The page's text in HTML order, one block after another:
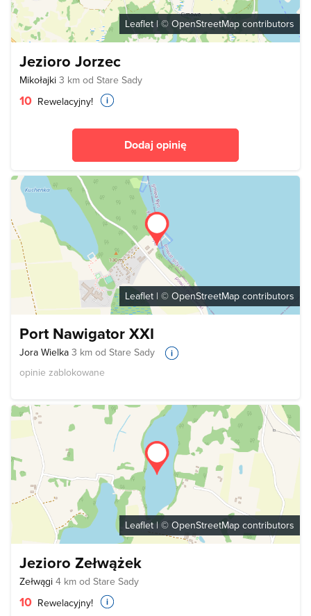
Leaflet | © OpenStreetMap contributors
Jezioro Jorzec
Mikołajki 3 km od Stare Sady
10 Rewelacyjny!
Dodaj opinię
Leaflet | © OpenStreetMap contributors
Port Nawigator XXI
Jora Wielka 3 km od Stare Sady
opinie zablokowane
Leaflet | © OpenStreetMap contributors
Jezioro Zełwążek
Zełwągi 4 km od Stare Sady
10 Rewelacyjny!